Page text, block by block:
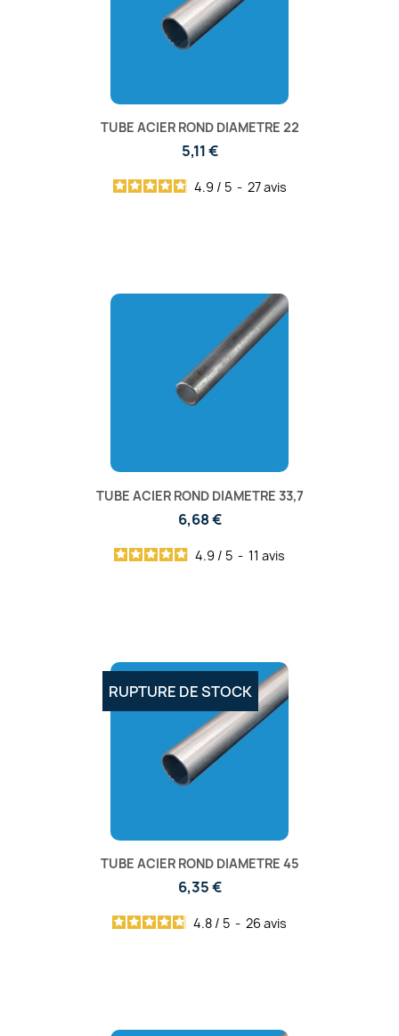
TUBE ACIER ROND DIAMETRE 22
5,11 €
4.9 / 5 - 27avis
TUBE ACIER ROND DIAMETRE 33,7
6,68 €
4.9 / 5 - 11 avis
TUBE ACIER ROND DIAMETRE 45
6,35 €
4.8 / 5 - 26 avis
RUPTURE DE STOCK